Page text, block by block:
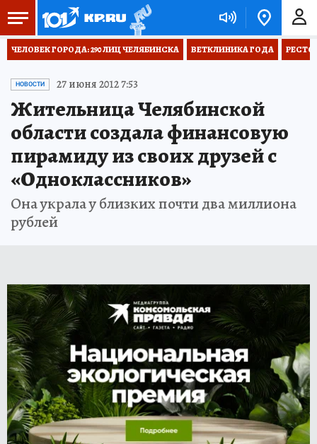
ЧЕЛОВЕК ГОРОДА: 290 ЛИЦ ЧЕЛЯБИНСКА ВЕТКЛИНИКА ГОДА
НОВОСТИ 27 июня 2012 7:53
Жительница Челябинской
области создала финансовую
пирамиду из своих друзей c
«Одноклассников»
Она украла у близких почти два миллиона
рублей